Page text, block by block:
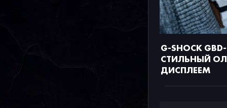
G-SHOCK
СТИЛЬНЫЙ
ДИСПЛЕЕМ